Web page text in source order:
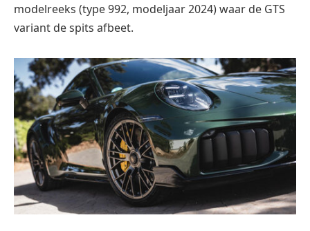
modelreeks (type 992, modeljaar 2024) waar de GTS
variant de spits afbeet.